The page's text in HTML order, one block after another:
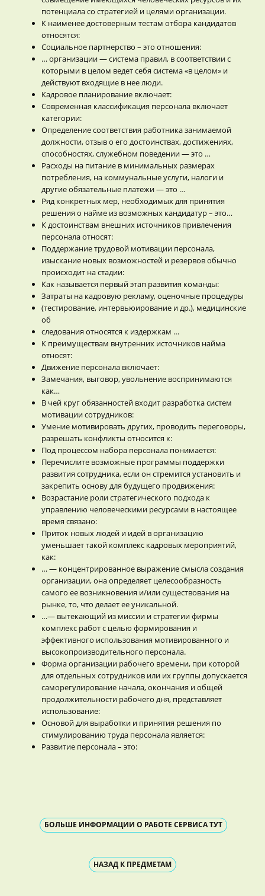
потенциала со стратегией и целями организации.
К наименее достоверным тестам отбора кандидатов
относятся:
Социальное партнерство – это отношения:
… организации — система правил, в соответствии с
которыми в целом ведет себя система «в целом» и
действуют входящие в нее люди.
Кадровое планирование включает:
Современная классификация персонала включает
категории:
Определение соответствия работника занимаемой
должности, отзыв о его достоинствах, достижениях,
способностях, служебном поведении — это …
Расходы на питание в минимальных размерах
потребления, на коммунальные услуги, налоги и
другие обязательные платежи — это …
Ряд конкретных мер, необходимых для принятия
решения о найме из возможных кандидатур – это…
К достоинствам внешних источников привлечения
персонала относят:
Поддержание трудовой мотивации персонала,
изыскание новых возможностей и резервов обычно
происходит на стадии:
Как называется первый этап развития команды:
Затраты на кадровую рекламу, оценочные процедуры
(тестирование, интервьюирование и др.), медицинские
об
следования относятся к издержкам …
К преимуществам внутренних источников найма
относят:
Движение персонала включает:
Замечания, выговор, увольнение воспринимаются
как…
В чей круг обязанностей входит разработка систем
мотивации сотрудников:
Умение мотивировать других, проводить переговоры,
разрешать конфликты относится к:
Под процессом набора персонала понимается:
Перечислите возможные программы поддержки
развития сотрудника, если он стремится установить и
закрепить основу для будущего продвижения:
Возрастание роли стратегического подхода к
управлению человеческими ресурсами в настоящее
время связано:
Приток новых людей и идей в организацию
уменьшает такой комплекс кадровых мероприятий,
как:
… — концентрированное выражение смысла создания
организации, она определяет целесообразность
самого ее возникновения и/или существования на
рынке, то, что делает ее уникальной.
…— вытекающий из миссии и стратегии фирмы
комплекс работ с целью формирования и
эффективного использования мотивированного и
высокопроизводительного персонала.
Форма организации рабочего времени, при которой
для отдельных сотрудников или их группы допускается
саморегулирование начала, окончания и общей
продолжительности рабочего дня, представляет
использование:
Основой для выработки и принятия решения по
стимулированию труда персонала является:
Развитие персонала – это:
БОЛЬШЕ ИНФОРМАЦИИ О РАБОТЕ СЕРВИСА ТУТ
НАЗАД К ПРЕДМЕТАМ